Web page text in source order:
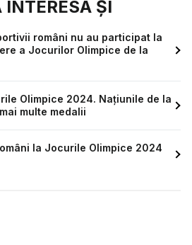
ȘI
români nu au participat la
a Jocurilor Olimpice de la
Olimpice 2024. Națiunile de la
multe medalii
la Jocurile Olimpice 2024